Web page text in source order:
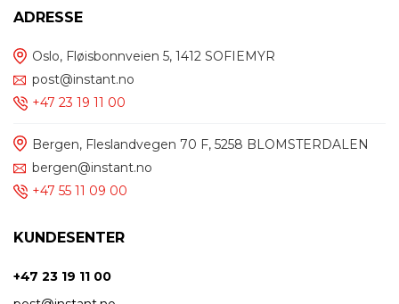
ADRESSE
Oslo, Fløisbonnveien 5, 1412 SOFIEMYR
post@instant.no
+47 23 19 11 00
Bergen, Fleslandvegen 70 F, 5258 BLOMSTERDALEN
bergen@instant.no
+47 55 11 09 00
KUNDESENTER
+47 23 19 11 00